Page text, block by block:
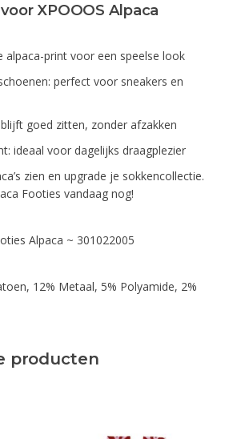
XPOOOS Alpaca
alpaca-print voor een speelse look
perfect voor sneakers en
goed zitten, zonder afzakken
ideaal voor dagelijks draagplezier
zien en upgrade je sokkencollectie.
Footies vandaag nog!
Alpaca ~ 301022005
12% Metaal, 5% Polyamide, 2%
producten